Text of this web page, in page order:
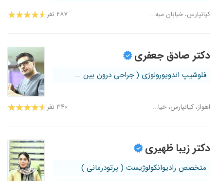
کیانپارس، خیابان میه... ۲۸۷ نفر
دکتر صادق جعفری
فلوشیپ اندویورولوژی ( جراحی درون بین ...
اهواز، کیانپارس، خیا... ۳۴۰ نفر
دکتر زیبا ظهیری
متخصص رادیوانکولوژیست ( پرتودرمانی )